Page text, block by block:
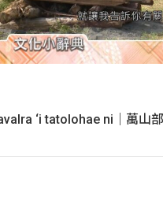
‘i tatolohae ni｜萬山